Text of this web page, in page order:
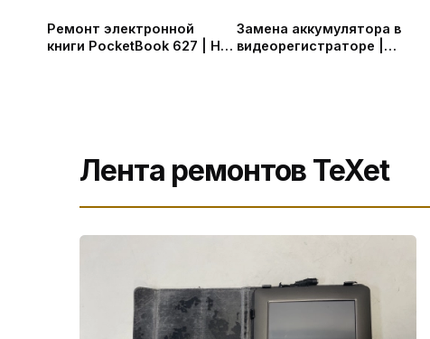
Ремонт электронной
книги PocketBook 627 | Не
Замена аккумулятора в
видеорегистраторе |
Лента ремонтов TeXet